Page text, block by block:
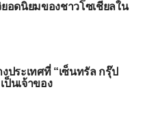
ยอดนิยมของชาวโซเชียลใน
ประเทศที่ “เซ็นทรัล กรุ๊ป
ป็นเจ้าของ